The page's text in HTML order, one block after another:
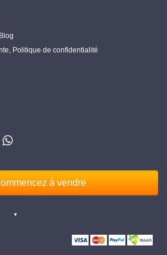
Blog
, Politique de confidentialité
à vendre